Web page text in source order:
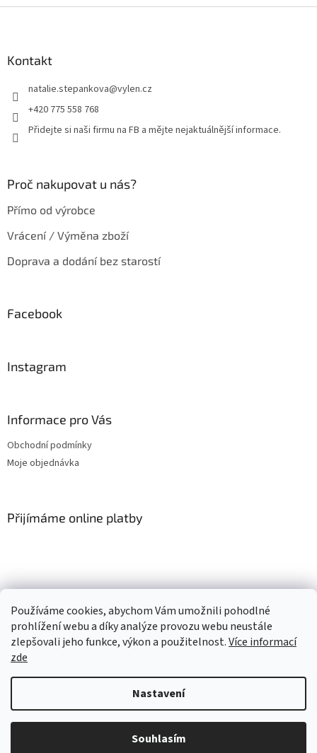
Používáme cookies, abychom Vám umožnili pohodlné
prohlížení webu a díky analýze provozu webu neustále
zlepšovali jeho funkce, výkon a použitelnost.Více informací
zde
Nastavení
Souhlasím
Kontakt
natalie.stepankova@vylen.cz
+420 775 558 768
Přidejte si naši firmu na FB a mějte nejaktuálnější informace.
Proč nakupovat u nás?
Přímo od výrobce
Vrácení / Výměna zboží
Doprava a dodání bez starostí
Facebook
Instagram
Informace pro Vás
Obchodní podmínky
Moje objednávka
Přijímáme online platby
Vytvořil Shoptet
Copyright 2026
sendinblue.page(productDetail, { 'ma_title' : Pěnové podlahové díly,
'ma_url' : Minideckfloor podlaha 12 dílů - lenochod, koloušek, jednorožec a